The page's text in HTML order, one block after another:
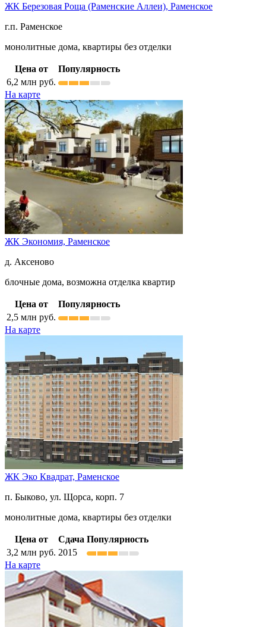
ЖК Березовая Роща (Раменские Аллеи), Раменское
г.п. Раменское
монолитные дома, квартиры без отделки
Цена от
Популярность
6,2 млн руб.
На карте
ЖК Экономия, Раменское
д. Аксеново
блочные дома, возможна отделка квартир
Цена от
Популярность
2,5 млн руб.
На карте
ЖК Эко Квадрат, Раменское
п. Быково, ул. Щорса, корп. 7
монолитные дома, квартиры без отделки
Цена от Сдача Популярность
3,2 млн руб. 2015
На карте